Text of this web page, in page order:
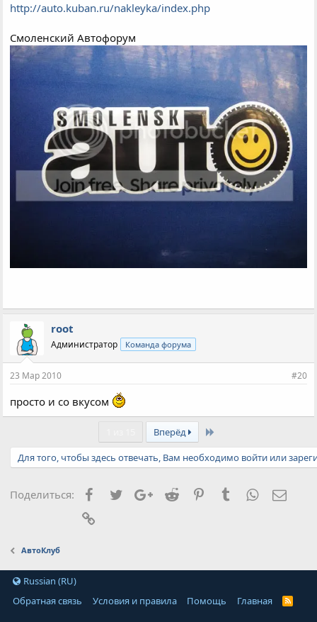
http://auto.kuban.ru/nakleyka/index.php
Смоленский Автофорум
root
Администратор Команда форума
23 Мар 2010 #20
просто и со вкусом
Вперёд
Для того, чтобы здесь отвечать, Вам необходимо войти или
Поделиться: Facebook
TwitterGoogle+
Reddit PinterestTumblrWhatsApp
АвтоКлуб
Russian (RU)
Обратная связь
Условия и правила Помощь Главная